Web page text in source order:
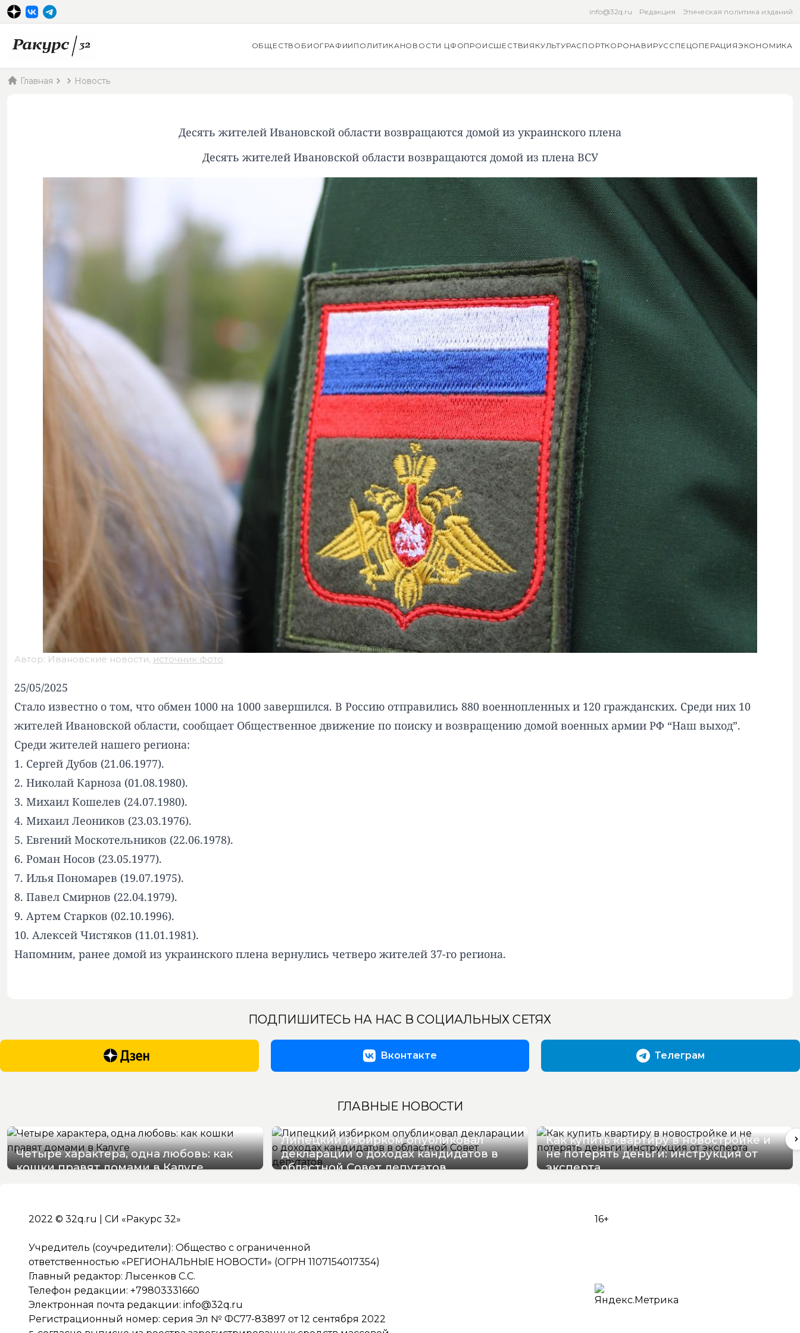
info@32q.ru Редакция Этическая политика изданий
ОБЩЕСТВО БИОГРАФИИ ПОЛИТИКАНОВОСТИ ЦФОПРОИСШЕСТВИЯ КУЛЬТУРАСПОРТКОРОНАВИРУССПЕЦОПЕРАЦИЯЭКОНОМИКА
Главная Новость
Десять жителей Ивановской области возвращаются домой из украинского плена
Десять жителей Ивановской области возвращаются домой из плена ВСУ
Автор: Ивановские новости, источник фото.
25/05/2025
Стало известно о том, что обмен 1000 на 1000 завершился. В Россию отправились 880 военнопленных и 120 гражданских. Среди них 10
жителей Ивановской области, сообщает Общественное движение по поиску и возвращению домой военных армии РФ “Наш выход”.
Среди жителей нашего региона:
1. Сергей Дубов (21.06.1977).
2. Николай Карноза (01.08.1980).
3. Михаил Кошелев (24.07.1980).
4. Михаил Леоников (23.03.1976).
5. Евгений Москотельников (22.06.1978).
6. Роман Носов (23.05.1977).
7. Илья Пономарев (19.07.1975).
8. Павел Смирнов (22.04.1979).
9. Артем Старков (02.10.1996).
10. Алексей Чистяков (11.01.1981).
Напомним, ранее домой из украинского плена вернулись четверо жителей 37-го региона.
ПОДПИШИТЕСЬ НА НАС В СОЦИАЛЬНЫХ СЕТЯХ
Вконтакте Телеграм
ГЛАВНЫЕ НОВОСТИ
Четыре характера, одна любовь: как
кошки правят домами в Калуге
Липецкий избирком опубликовал
декларации о доходах кандидатов в
областной Совет депутатов
Как купить квартиру в новостройке и
не потерять деньги: инструкция от
эксперта
2022 © 32q.ru | СИ «Ракурс 32»
Учредитель (соучредители): Общество с ограниченной
ответственностью «РЕГИОНАЛЬНЫЕ НОВОСТИ» (ОГРН 1107154017354)
Главный редактор: Лысенков С.С.
Телефон редакции: +79803331660
Электронная почта редакции: info@32q.ru
Регистрационный номер: серия Эл № ФС77-83897 от 12 сентября 2022
16+